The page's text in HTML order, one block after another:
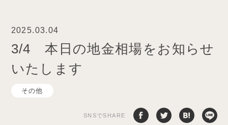
2025.03.04
3/4 本日の地金相場をお知らせ
いたします
その他
SNSでSHARE